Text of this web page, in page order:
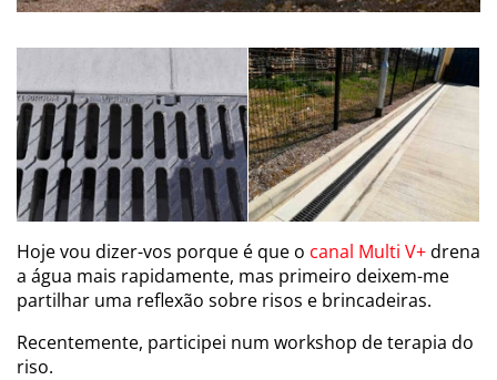
Hoje vou dizer-vos porque é que o canal Multi V+drena
a água mais rapidamente, mas primeiro deixem-me
partilhar uma reflexão sobre risos e brincadeiras.
Recentemente, participei num workshop de terapia do
riso.